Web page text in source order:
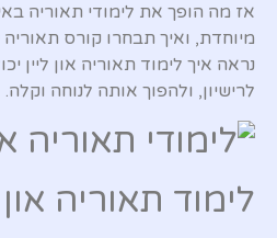
אז מה הופך את לימודי תאוריה
מיוחדת, ואיך תבחרו קורס
נראה איך לימוד תאוריה און ליין
לרישיון, ולהפוך אותה לנוחה וקלה.
לימוד תאוריה און